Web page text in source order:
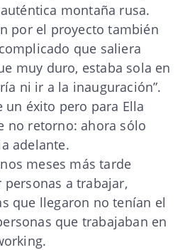
montaña rusa.
por el proyecto también
que saliera
muy duro, estaba sola en
ni ir a la inauguración”.
un éxito pero para Ella
no retorno: ahora sólo
adelante.
meses más tarde
a trabajar,
que llegaron no tenían el
que trabajaban en